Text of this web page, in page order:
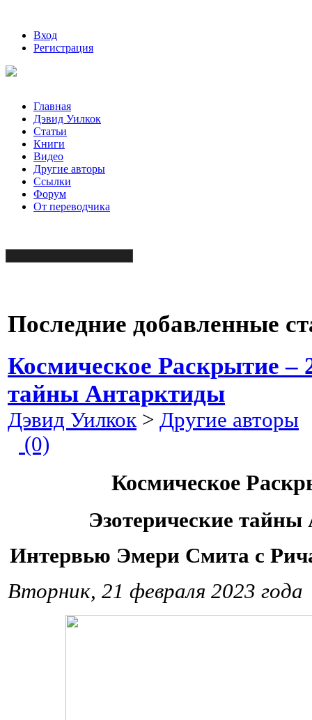
Вход
Регистрация
Главная
Дэвид Уилкок
Статьи
Книги
Видео
Другие авторы
Ссылки
Форум
От переводчика
Последние добавленные
Космическое Раскрытие –
тайны Антарктиды
Дэвид Уилкок > Другие авторы
(0)
Космическое
Эзотерические
Интервью Эмери Смита с
Вторник, 21 февраля 2023 года